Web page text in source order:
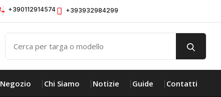
+390112914574 +393932984299
Negozio Chi Siamo Notizie Guide Contatti